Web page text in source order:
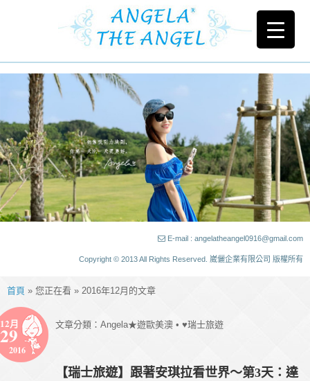
E-mail : angelatheangel0916@gmail.com
Copyright © 2013 All Rights Reserved. 崴儷企業有限公司 版權所有
首頁 » 您正在看 » 2016年12月的文章
12月
29
2016
文章分類： Angela★遊歐美澳 • ♥瑞士旅遊
【瑞士旅遊】跟著安琪拉看世界～第3天：達